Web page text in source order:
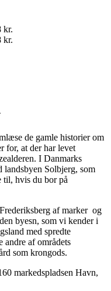
kr.
kr.
de gamle historier om
for, at der har levet
I Danmarks
landsbyen Solbjerg, som
til, hvis du bor på
af marker og
byesn, som vi kender i
med spredte
andre af områdets
som krongods.
markedspladsen Havn,